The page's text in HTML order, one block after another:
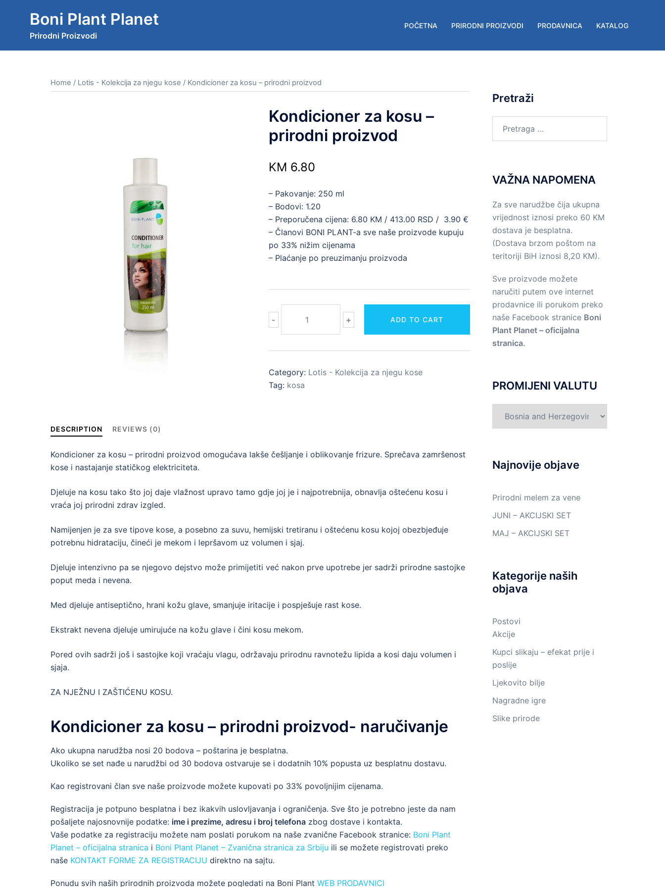
Boni Plant Planet
Prirodni Proizvodi
POČETNA PRIRODNI PROIZVODI PRODAVNICA KATALOG
Home / Lotis - Kolekcija za njegu kose / Kondicioner za kosu – prirodni proizvod
Kondicioner za kosu –
prirodni proizvod
KM 6.80
– Pakovanje: 250 ml
– Bodovi: 1.20
– Preporučena cijena: 6.80 KM / 413.00 RSD / 3.90 €
– Članovi BONI PLANT-a sve naše proizvode kupuju
po 33% nižim cijenama
– Plaćanje po preuzimanju proizvoda
-
kosu
-
proizvod
quantity
+ ADD TO CART
Category: Lotis - Kolekcija za njegu kose
Tag: kosa
DESCRIPTION REVIEWS (0)
Kondicioner za kosu – prirodni proizvod omogućava lakše češljanje i oblikovanje frizure. Sprečava zamršenost
kose i nastajanje statičkog elektriciteta.
Djeluje na kosu tako što joj daje vlažnost upravo tamo gdje joj je i najpotrebnija, obnavlja oštećenu kosu i
vraća joj prirodni zdrav izgled.
Namijenjen je za sve tipove kose, a posebno za suvu, hemijski tretiranu i oštećenu kosu kojoj obezbjeđuje
potrebnu hidrataciju, čineći je mekom i lepršavom uz volumen i sjaj.
Djeluje intenzivno pa se njegovo dejstvo može primijetiti već nakon prve upotrebe jer sadrži prirodne sastojke
poput meda i nevena.
Med djeluje antiseptično, hrani kožu glave, smanjuje iritacije i pospješuje rast kose.
Ekstrakt nevena djeluje umirujuće na kožu glave i čini kosu mekom.
Pored ovih sadrži još i sastojke koji vraćaju vlagu, održavaju prirodnu ravnotežu lipida a kosi daju volumen i
sjaja.
ZA NJEŽNU I ZAŠTIĆENU KOSU.
Kondicioner za kosu – prirodni proizvod- naručivanje
Ako ukupna narudžba nosi 20 bodova – poštarina je besplatna.
Ukoliko se set nađe u narudžbi od 30 bodova ostvaruje se i dodatnih 10% popusta uz besplatnu dostavu.
Kao registrovani član sve naše proizvode možete kupovati po 33% povoljnijim cijenama.
Registracija je potpuno besplatna i bez ikakvih uslovljavanja i ograničenja. Sve što je potrebno jeste da nam
pošaljete najosnovnije podatke: ime i prezime, adresu i broj telefona zbog dostave i kontakta.
Vaše podatke za registraciju možete nam poslati porukom na naše zvanične Facebook stranice: Boni Plant
Planet – oficijalna stranica i Boni Plant Planet – Zvanična stranica za Srbiju ili se možete registrovati preko
naše KONTAKT FORME ZA REGISTRACIJU direktno na sajtu.
Ponudu svih naših prirodnih proizvoda možete pogledati na Boni Plant WEB PRODAVNICI
Pretraži
VAŽNA NAPOMENA
Za sve narudžbe čija ukupna
vrijednost iznosi preko 60 KM
dostava je besplatna.
(Dostava brzom poštom na
teritoriji BiH iznosi 8,20 KM).
Sve proizvode možete
naručiti putem ove internet
prodavnice ili porukom preko
naše Facebook stranice Boni
Plant Planet – oficijalna
stranica.
PROMIJENI VALUTU
Najnovije objave
Prirodni melem za vene
JUNI – AKCIJSKI SET
MAJ – AKCIJSKI SET
Kategorije naših
objava
Postovi
Akcije
Kupci slikaju – efekat prije i
poslije
Ljekovito bilje
Nagradne igre
Slike prirode